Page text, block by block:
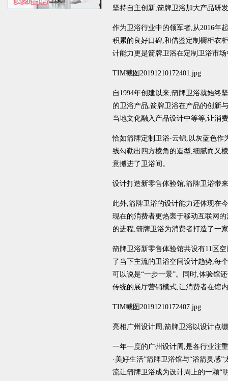
坚持自主创新,箭牌卫浴加大产品研
作为卫浴行业中的领军者,从2016年
积累的良好口碑,和借鉴定制橱柜衣
计能力更是箭牌卫浴在定制卫浴市
TIM截图20191210172401.jpg
自1994年创建以来,箭牌卫浴就始终
的卫浴产品,箭牌卫浴在产品的创新
当地文化融入产品设计中等等,让消
恰如箭牌定制卫浴-云锦,以灰蓝色作
线勾勒出四方棱角的造型,细腻而又
意搬进了卫浴间。
设计打造新零售体验馆,箭牌卫浴带
此外,箭牌卫浴的设计能力还体现在
现在的消费者更热衷于移动互联网
的进程,箭牌卫浴为消费者打造了一
箭牌卫浴新零售体验馆共设有11区
了当下主流的卫浴空间设计趋势,每
可以说是“一步一景”。同时,体验馆
传统的展厅营销模式,让消费者在馆
TIM截图20191210172407.jpg
亮相广州设计周,箭牌卫浴以设计点
一年一度的广州设计周,是各行业注
·美好生活”箭牌卫浴馆与“浴箭灵感
流让箭牌卫浴成为设计周上的一颗“